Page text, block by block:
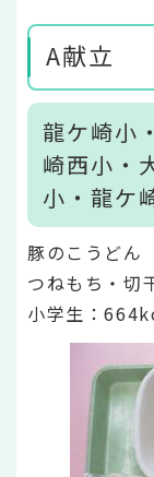
A献立
龍ケ崎小
崎西小・
小・龍ケ
豚のこうどん
つねもち・切
小学生：